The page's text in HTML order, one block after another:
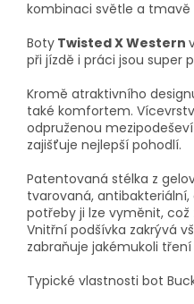
kombinaci světle a tmavě
Boty Twisted X Western
při jízdě i práci jsou super
Kromě atraktivního
také komfortem.
odpruženou
zajišťuje nejlepší pohodlí.
Patentovaná stélka z
tvarovaná,
potřeby ji lze vyměnit,
Vnitřní podšívka zakrývá
zabraňuje jakémukoli
Typické vlastnosti bot